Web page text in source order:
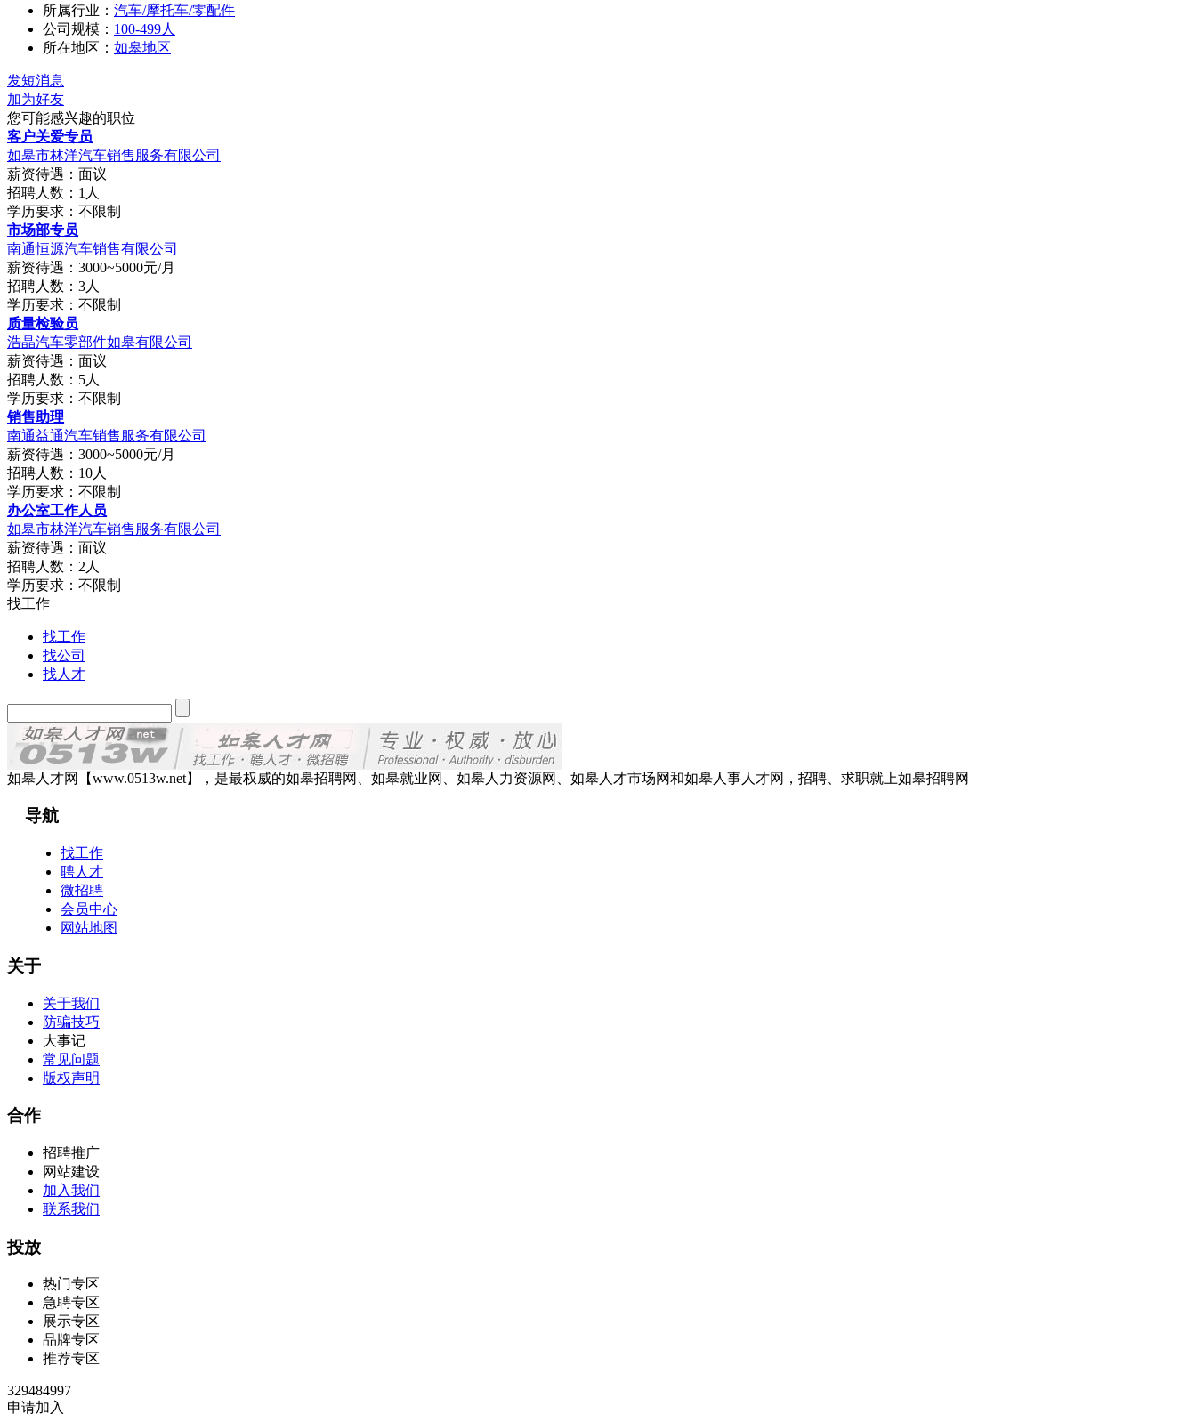
所属行业： 汽车/摩托车/零配件
公司规模： 100-499人
所在地区： 如皋地区
发短消息
加为好友
您可能感兴趣的职位
客户关爱专员
如皋市林洋汽车销售服务有限公司
薪资待遇：面议
招聘人数：1人
学历要求：不限制
市场部专员
南通恒源汽车销售有限公司
薪资待遇：3000~5000元/月
招聘人数：3人
学历要求：不限制
质量检验员
浩晶汽车零部件如皋有限公司
薪资待遇：面议
招聘人数：5人
学历要求：不限制
销售助理
南通益通汽车销售服务有限公司
薪资待遇：3000~5000元/月
招聘人数：10人
学历要求：不限制
办公室工作人员
如皋市林洋汽车销售服务有限公司
薪资待遇：面议
招聘人数：2人
学历要求：不限制
找工作
找工作
找公司
找人才
如皋人才网【www.0513w.net】，是最权威的如皋招聘网、如皋就业网、如皋人力资源网、如皋人才市场网和如皋人事人才网，招聘、求职就上如皋招聘网
导航
找工作
聘人才
微招聘
会员中心
网站地图
关于
关于我们
防骗技巧
大事记
常见问题
版权声明
合作
招聘推广
网站建设
加入我们
联系我们
投放
热门专区
急聘专区
展示专区
品牌专区
推荐专区
329484997
申请加入